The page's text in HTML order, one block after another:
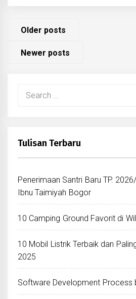
Posts
Older posts
Newer posts
Tulisan Terbaru
Penerimaan Santri Baru TP.
Ibnu Taimiyah Bogor
10 Camping Ground Favorit di
10 Mobil Listrik Terbaik dan
2025
Software Development Process